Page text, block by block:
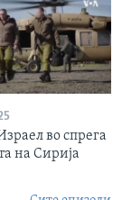
во спрега
на Сирија